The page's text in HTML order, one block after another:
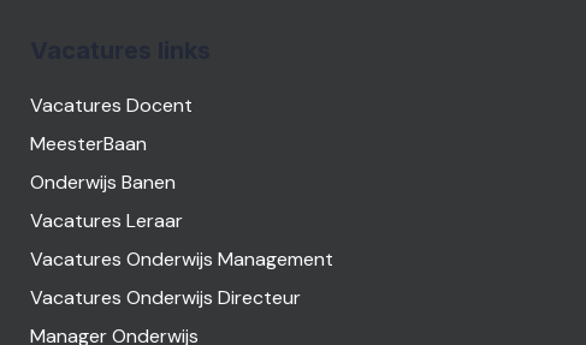
Vacatures Docent
MeesterBaan
Onderwijs Banen
Vacatures Leraar
Vacatures Onderwijs Management
Vacatures Onderwijs Directeur
Manager Onderwijs